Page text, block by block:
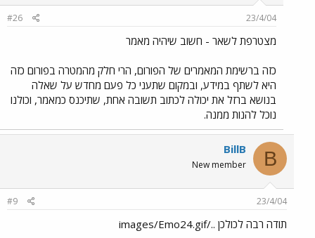
23/4/04
#26
מצטרפת לשאר - חשוב שיהיה מאמר
כזה ברשימת המאמרים של הפורום, הרי חלק מהמטרה בפורום כזה
היא לשתף במידע, ובמקום שתעני כל פעם מחדש על שאלה
בנושא ברזל את יכולה לכתוב תשובה אחת, שתיכנס כמאמר, וכולנו
נוכל להנות ממנה.
B
BillB
New member
23/4/04
#9
תודה רבה לכולכן ../images/Emo24.gif